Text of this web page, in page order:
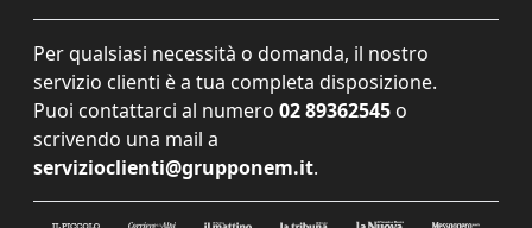
Per qualsiasi necessità o domanda, il nostro
servizio clienti è a tua completa disposizione.
Puoi contattarci al numero 02 89362545 o
scrivendo una mail a
servizioclienti@grupponem.it.